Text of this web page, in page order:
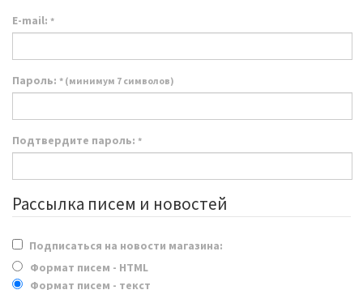
E-mail: *
Пароль: * (минимум 7 символов)
Подтвердите пароль: *
Рассылка писем и новостей
Подписаться на новости магазина:
Формат писем - HTML
Формат писем - текст